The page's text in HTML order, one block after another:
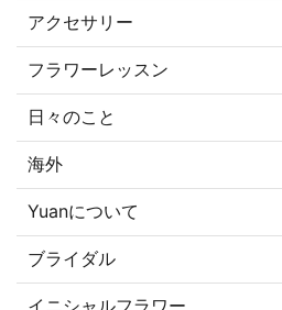
アクセサリー
フラワーレッスン
日々のこと
海外
Yuanについて
ブライダル
イニシャルフラワー